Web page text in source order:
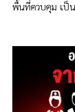
พื้นที่ควบคุม เป็